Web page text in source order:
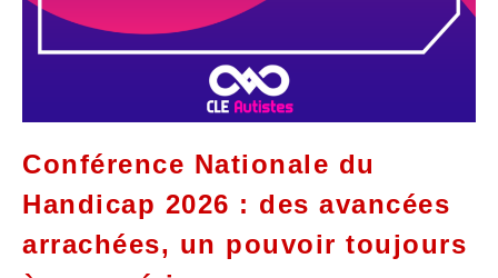
Conférence Nationale du
Handicap 2026 : des avancées
arrachées, un pouvoir toujours